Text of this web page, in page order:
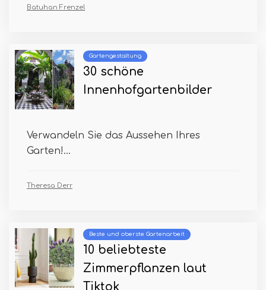
Batuhan Frenzel
Gartengestaltung
30 schöne
Innenhofgartenbilder
Verwandeln Sie das Aussehen Ihres
Garten!...
Theresa Derr
Beste und oberste Gartenarbeit
10 beliebteste
Zimmerpflanzen laut
Tiktok